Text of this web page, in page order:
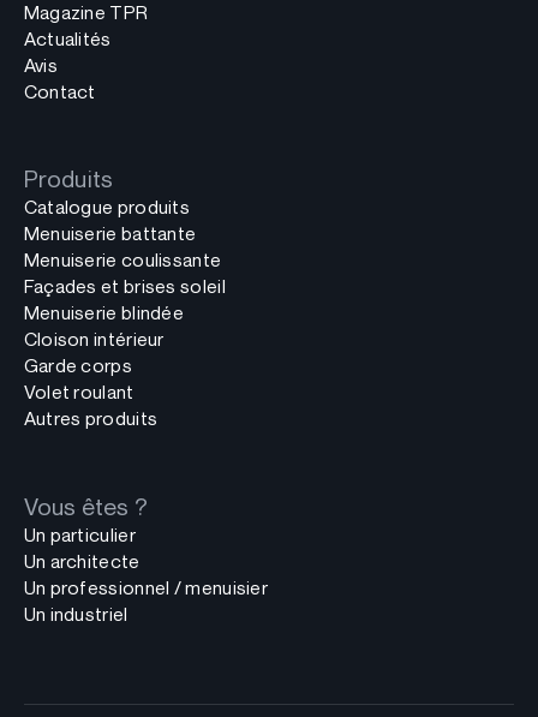
Magazine TPR
Actualités
Avis
Contact
Produits
Catalogue produits
Menuiserie battante
Menuiserie coulissante
Façades et brises soleil
Menuiserie blindée
Cloison intérieur
Garde corps
Volet roulant
Autres produits
Vous êtes ?
Un particulier
Un architecte
Un professionnel / menuisier
Un industriel